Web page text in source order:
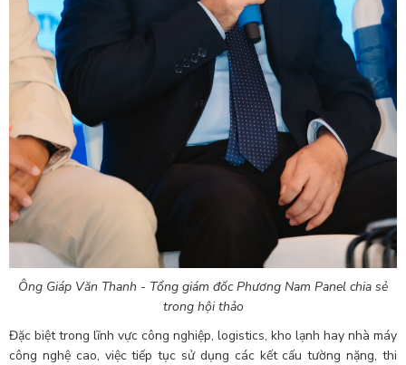
Ông Giáp Văn Thanh - Tổng giám đốc Phương Nam Panel chia sẻ
trong hội thảo
Đặc biệt trong lĩnh vực công nghiệp, logistics, kho lạnh hay nhà máy
công nghệ cao, việc tiếp tục sử dụng các kết cấu tường nặng, thi